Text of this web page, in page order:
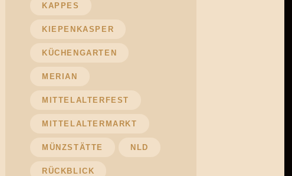
KAPPES
KIEPENKASPER
KÜCHENGARTEN
MERIAN
MITTELALTERFEST
MITTELALTERMARKT
MÜNZSTÄTTE NLD
RÜCKBLICK